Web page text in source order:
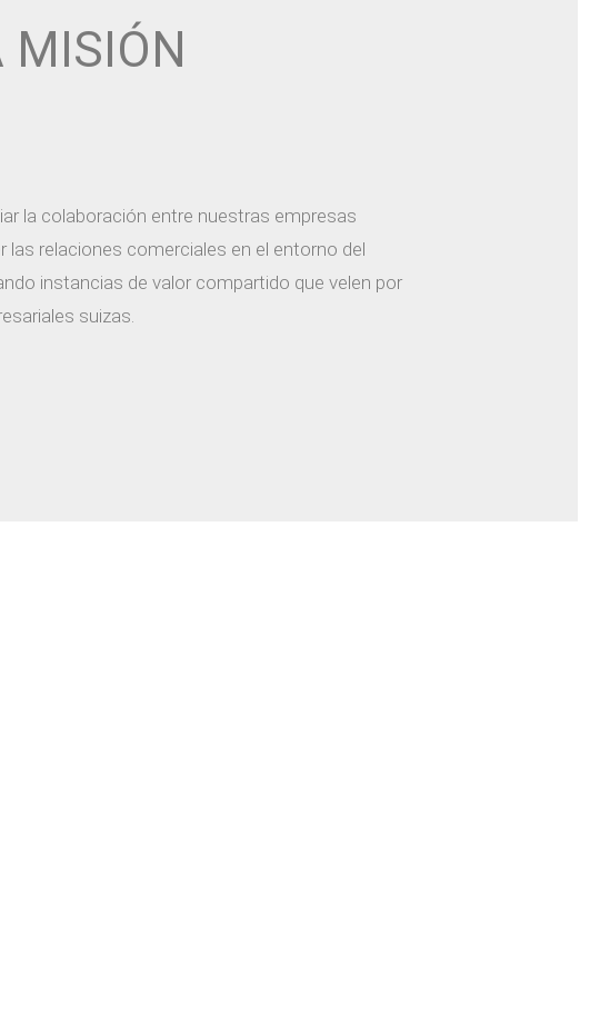
MISIÓN
la colaboración entre nuestras empresas
las relaciones comerciales en el entorno del
instancias de valor compartido que velen por
suizas.